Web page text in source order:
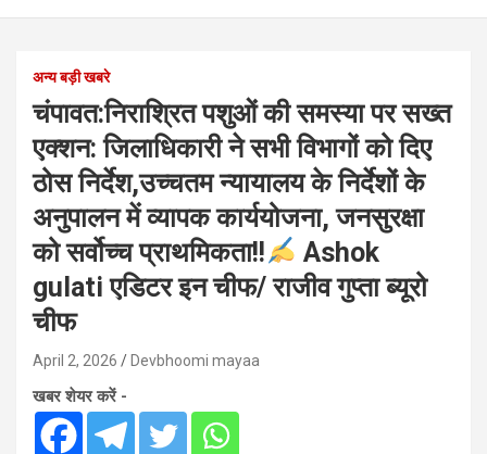
अन्य बड़ी खबरे
चंपावत:निराश्रित पशुओं की समस्या पर सख्त
एक्शन: जिलाधिकारी ने सभी विभागों को दिए
ठोस निर्देश,उच्चतम न्यायालय के निर्देशों के
अनुपालन में व्यापक कार्ययोजना, जनसुरक्षा
को सर्वोच्च प्राथमिकता!!
Ashok
gulati एडिटर इन चीफ/ राजीव गुप्ता ब्यूरो
चीफ
April 2, 2026 Devbhoomi mayaa
खबर शेयर करें -